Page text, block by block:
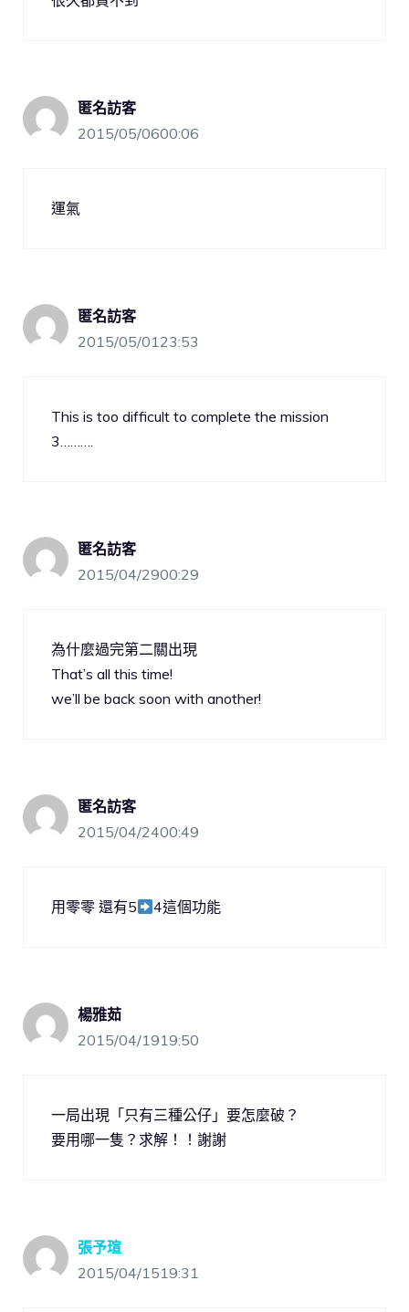
匿名訪客
2015/05/0600:06
運氣
匿名訪客
2015/05/0123:53
This is too difficult to complete the mission
3……….
匿名訪客
2015/04/2900:29
為什麼過完第二關出現
That’s all this time!
we’ll be back soon with another!
匿名訪客
2015/04/2400:49
用零零 還有5 4這個功能
楊雅茹
2015/04/1919:50
一局出現「只有三種公仔」要怎麼破？
要用哪一隻？求解！！謝謝
張予瑄
2015/04/1519:31